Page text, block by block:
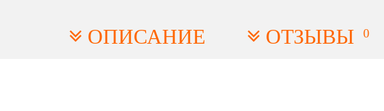
ОПИСАНИЕ ОТЗЫВЫ 0